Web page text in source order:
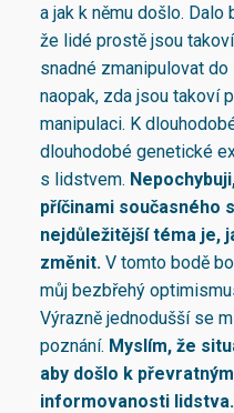
a jak k němu došlo.
že lidé prostě jsou
snadné zmanipulovat
naopak, zda jsou takoví
manipulaci. K
dlouhodobé genetické
s lidstvem.
příčinami současného
nejdůležitější téma je,
změnit. V tomto bodě
můj bezbřehý
Výrazně jednodušší se
poznání. Myslím, že
aby došlo k
informovanosti lidstva.